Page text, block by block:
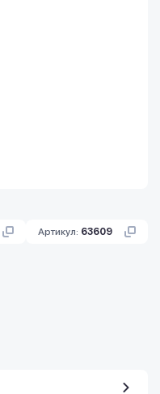
Артикул: 63609